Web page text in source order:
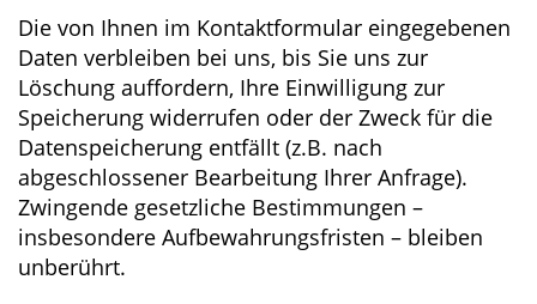
Die von Ihnen im Kontaktformular eingegebenen
Daten verbleiben bei uns, bis Sie uns zur
Löschung auffordern, Ihre Einwilligung zur
Speicherung widerrufen oder der Zweck für die
Datenspeicherung entfällt (z.B. nach
abgeschlossener Bearbeitung Ihrer Anfrage).
Zwingende gesetzliche Bestimmungen –
insbesondere Aufbewahrungsfristen – bleiben
unberührt.